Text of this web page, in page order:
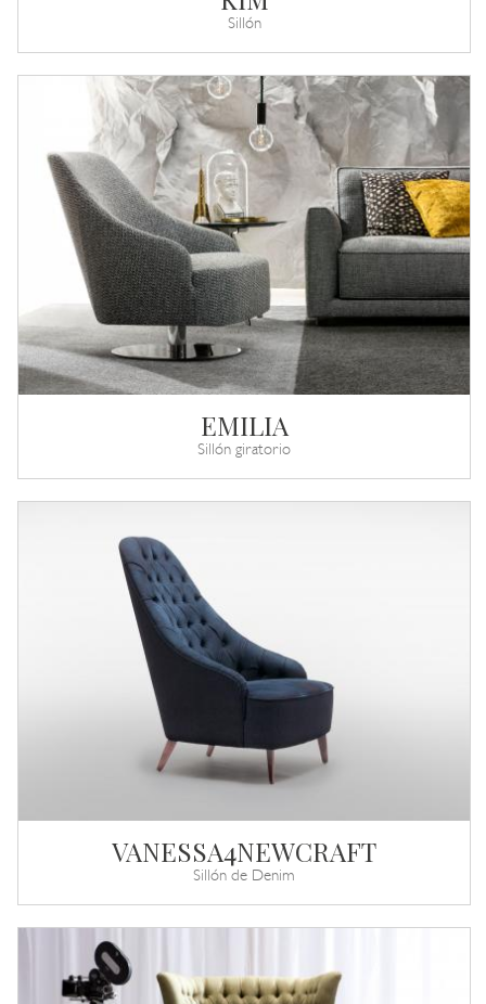
Sillón
EMILIA
Sillón giratorio
VANESSA4NEWCRAFT
Sillón de Denim